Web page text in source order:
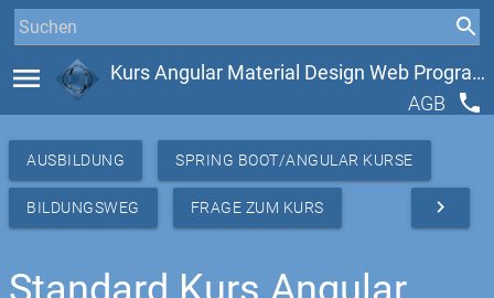
menu
Kurs Angular Material Design Web Programmierung
AGB
phone
AUSBILDUNG SPRING BOOT/ANGULAR KURSE
BILDUNGSWEG FRAGE ZUM KURS navigate_next
Standard Kurs Angular